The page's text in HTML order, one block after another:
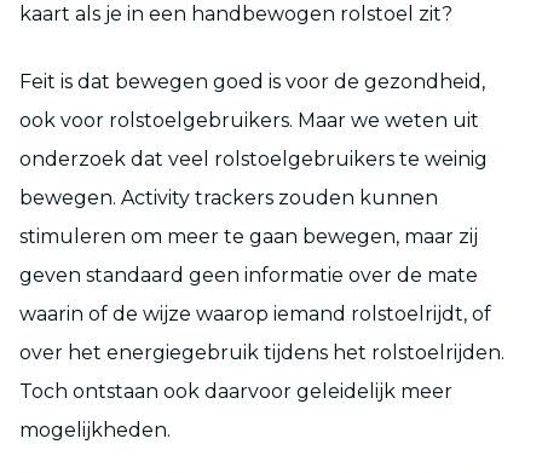
kaart als je in een handbewogen rolstoel zit?
Feit is dat bewegen goed is voor de gezondheid,
ook voor rolstoelgebruikers. Maar we weten uit
onderzoek dat veel rolstoelgebruikers te weinig
bewegen. Activity trackers zouden kunnen
stimuleren om meer te gaan bewegen, maar zij
geven standaard geen informatie over de mate
waarin of de wijze waarop iemand rolstoelrijdt, of
over het energiegebruik tijdens het rolstoelrijden.
Toch ontstaan ook daarvoor geleidelijk meer
mogelijkheden.